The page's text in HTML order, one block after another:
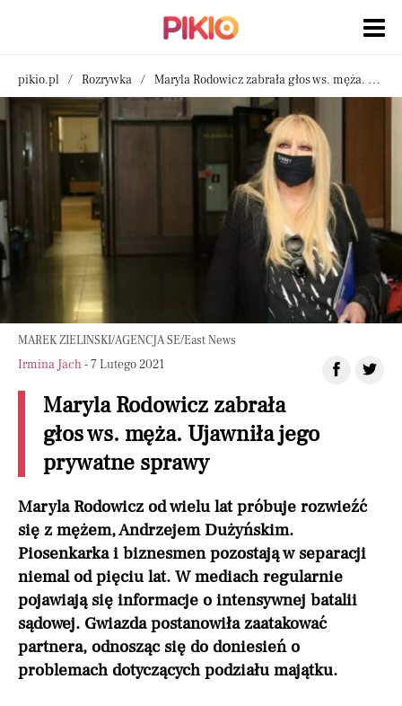
pikio.pl Rozrywka Maryla Rodowicz zabrała głos ws. męża. Ujawniła jego prywatne sprawy
MAREK ZIELINSKI/AGENCJA SE/East News
Irmina Jach- 7 Lutego 2021
Maryla Rodowicz zabrała
głos ws. męża. Ujawniła jego
prywatne sprawy
Maryla Rodowicz od wielu lat próbuje rozwieźć
się z mężem, Andrzejem Dużyńskim.
Piosenkarka i biznesmen pozostają w separacji
niemal od pięciu lat. W mediach regularnie
pojawiają się informacje o intensywnej batalii
sądowej. Gwiazda postanowiła zaatakować
partnera, odnosząc się do doniesień o
problemach dotyczących podziału majątku.